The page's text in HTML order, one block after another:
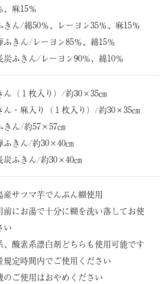
、麻15％
きん/綿50％、レーヨン35％、麻15％
ふきん/レーヨン85％、綿15％
炭ふきん/レーヨン90％、綿10％
ん（１枚入り）/約30×35㎝
ん・麻入り（１枚入り）/約30×35㎝
きん/約57×57㎝
ふきん/約30×40㎝
炭ふきん/約30×40㎝
産サツマ芋でんぷん糊使用
にお湯で十分に糊を洗い落してお使
い
、酸素系漂白剤どちらも使用可能です
定時間内でご使用ください
のご使用はおやめください